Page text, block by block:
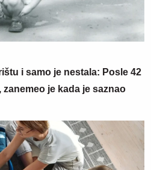
i samo je nestala: Posle 42
je kada je saznao